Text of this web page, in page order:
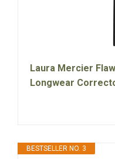
Laura Mercier
Longwear
BESTSELLER NO. 3